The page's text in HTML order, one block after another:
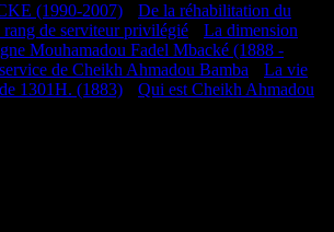
(1990-2007)
De la réhabilitation du
rang de serviteur privilégié
La dimension
Mouhamadou Fadel Mbacké (1888 -
de Cheikh Ahmadou Bamba
La vie
1301H. (1883)
Qui est Cheikh Ahmadou